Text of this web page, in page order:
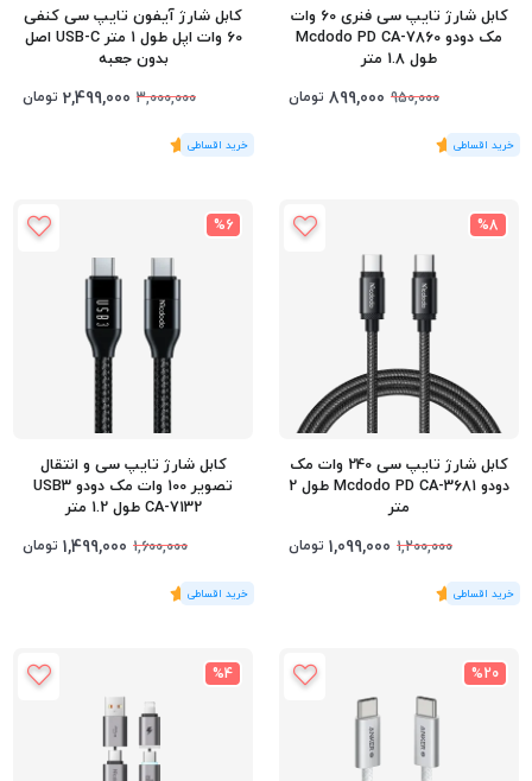
کابل شارژ تایپ سی فنری 60 وات
مک دودو Mcdodo PD CA-7860
طول 1.8 متر
950,000
899,000 تومان
(1رای)
5
کابل شارژ آیفون تایپ سی کنفی
60 وات اپل طول 1 متر USB-C اصل
بدون جعبه
3,000,000
2,499,000 تومان
(1رای)
5
%8
کابل شارژ تایپ سی 240 وات مک
دودو Mcdodo PD CA-3681 طول 2
متر
1,200,000
1,099,000 تومان
(1رای)
5
%6
کابل شارژ تایپ سی و انتقال
تصویر 100 وات مک دودو USB3
CA-7132 طول 1.2 متر
1,600,000
1,499,000 تومان
(1رای)
5
%20
%4